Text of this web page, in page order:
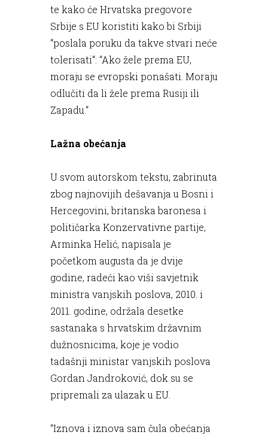
te kako će Hrvatska pregovore
Srbije s EU koristiti kako bi Srbiji
“poslala poruku da takve stvari neće
tolerisati“: “Ako žele prema EU,
moraju se evropski ponašati. Moraju
odlučiti da li žele prema Rusiji ili
Zapadu.“
Lažna obećanja
U svom autorskom tekstu, zabrinuta
zbog najnovijih dešavanja u Bosni i
Hercegovini, britanska baronesa i
političarka Konzervativne partije,
Arminka Helić, napisala je
početkom augusta da je dvije
godine, radeći kao viši savjetnik
ministra vanjskih poslova, 2010. i
2011. godine, održala desetke
sastanaka s hrvatskim državnim
dužnosnicima, koje je vodio
tadašnji ministar vanjskih poslova
Gordan Jandroković, dok su se
pripremali za ulazak u EU.
“Iznova i iznova sam čula obećanja